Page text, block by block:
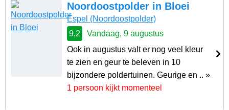
Noordoostpolder in Bloei
Espel (Noordoostpolder)
9,2
Vandaag, 9 augustus
Ook in augustus valt er nog veel kleur
te zien en geur te beleven in 10
bijzondere poldertuinen. Geurige en .. »
1 persoon kijkt momenteel